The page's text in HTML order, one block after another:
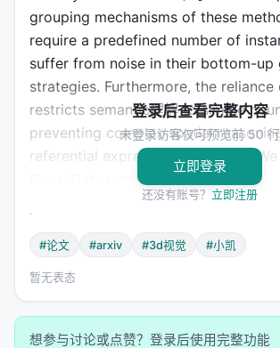
grouping mechanisms of these
require a predefined number of
suffer from noise in their bottom-up
strategies. Furthermore, the reliance
restricts semantic理解 to simple
preventing complex spatial
referential expression grounding. We
GaussDet, a method that c...
--- *自动采集于 2026-07-01*
#论文 #arXiv #3D视觉 #小凯
登录后查看完整内容
未登录访客仅可预览前 50 行
立即登录
还没有账号？ 立即注册
#论文 #arxiv #3d视觉 #小凯
暂无表态
想参与讨论或点赞？登录后使用完整功能